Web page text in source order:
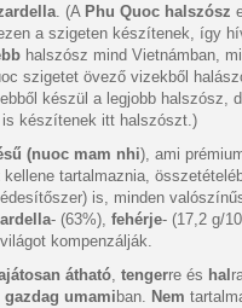
. (A Phu Quoc halszósz
a szigeten készítenek, így
halszósz mind Vietnámban,
szigetet övező vizekből
készül a legjobb halszósz,
készítenek itt halszószt.)
(nuoc mam nhi), ami
tartalmaznia,
is, minden
- (63%), fehérje- (17,2 g/
kompenzálják.
átható, tengerre és hal
gazdag umami ban. Nem